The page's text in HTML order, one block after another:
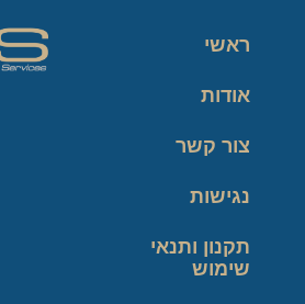
ראשי
אודות
צור קשר
נגישות
תקנון ותנאי
שימוש